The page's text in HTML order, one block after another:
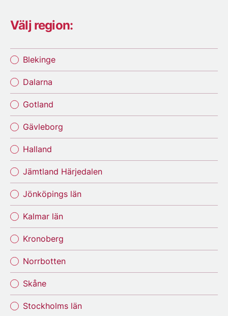
Välj region:
Blekinge
Dalarna
Gotland
Gävleborg
Halland
Jämtland Härjedalen
Jönköpings län
Kalmar län
Kronoberg
Norrbotten
Skåne
Stockholms län